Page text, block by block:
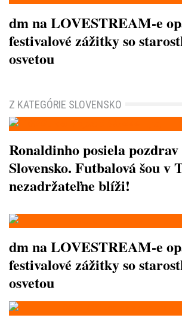
dm na LOVESTREAM-e
festivalové zážitky so
osvetou
Z KATEGÓRIE SLOVENSKO
Ronaldinho posiela pozdrav
Slovensko. Futbalová šou v
nezadržateľne blíži!
dm na LOVESTREAM-e
festivalové zážitky so
osvetou